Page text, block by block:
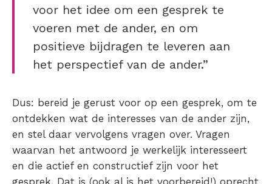
voor het idee om een gesprek te
voeren met de ander, en om
positieve bijdragen te leveren aan
het perspectief van de ander.”
Dus: bereid je gerust voor op een gesprek, om te
ontdekken wat de interesses van de ander zijn,
en stel daar vervolgens vragen over. Vragen
waarvan het antwoord je werkelijk interesseert
en die actief en constructief zijn voor het